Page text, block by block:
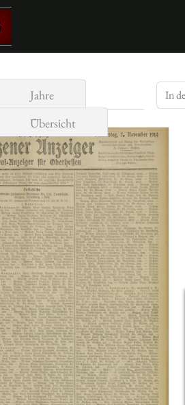
Jahre
Übersicht